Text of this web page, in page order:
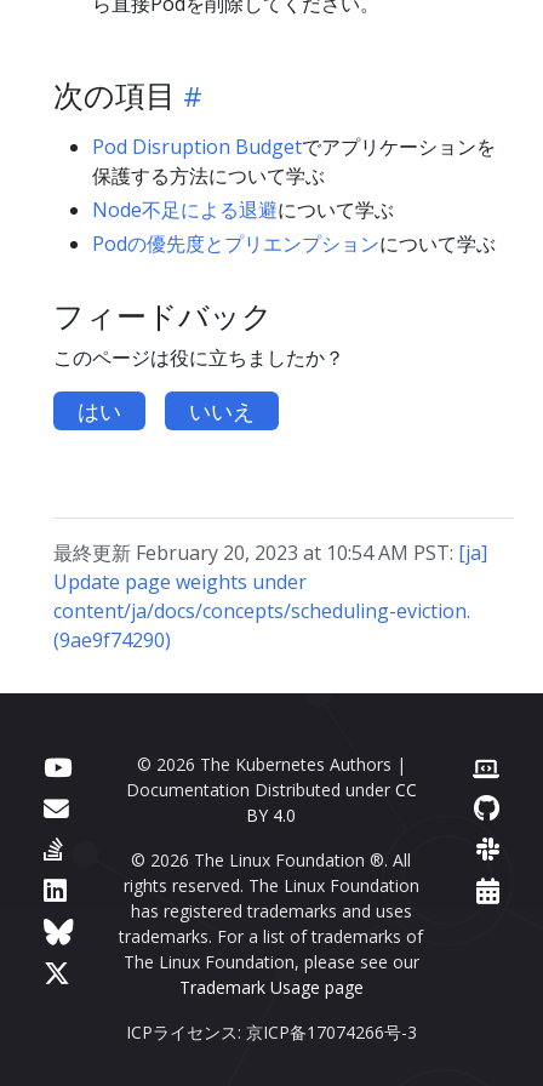
次の項目
Pod Disruption Budgetでアプリケーションを
保護する方法について学ぶ
Node不足による退避について学ぶ
Podの優先度とプリエンプションについて学ぶ
フィードバック
このページは役に立ちましたか？
はい いいえ
最終更新 February 20, 2023 at 10:54 AM PST: [ja]
Update page weights under
content/ja/docs/concepts/scheduling-eviction.
(9ae9f74290)
© 2026 The Kubernetes Authors |
Documentation Distributed under CC
BY 4.0
© 2026 The Linux Foundation ®. All
rights reserved. The Linux Foundation
has registered trademarks and uses
trademarks. For a list of trademarks of
The Linux Foundation, please see our
Trademark Usage page
ICPライセンス: 京ICP备17074266号-3